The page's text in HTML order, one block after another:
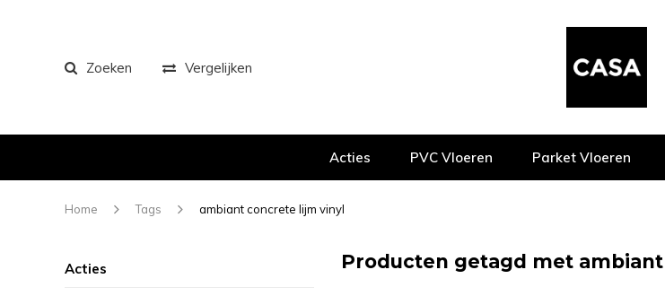
Zoeken Vergelijken
Acties PVC Vloeren Parket Vloeren
Home Tags ambiant concrete lijm vinyl
Acties Producten getagd met